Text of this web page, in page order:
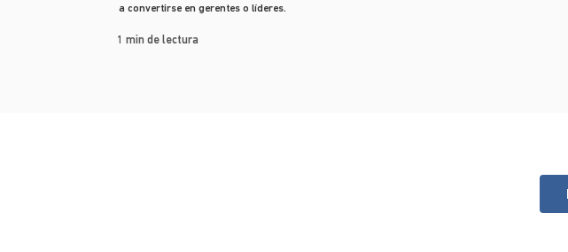
a convertirse en gerentes o líderes.
1 min de lectura